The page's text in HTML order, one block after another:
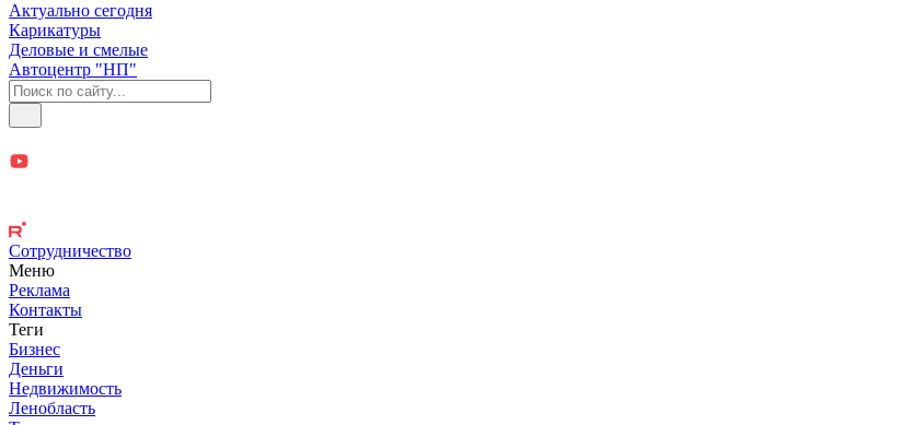
Актуально сегодня
Карикатуры
Деловые и смелые
Автоцентр "НП"
Сотрудничество
Меню
Реклама
Контакты
Теги
Бизнес
Деньги
Недвижимость
Ленобласть